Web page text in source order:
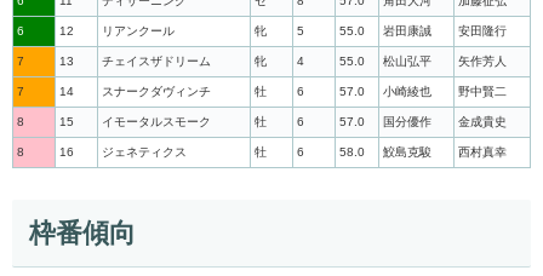
6 12 リアンクール 牝 5 55.0 岩田康誠 安田隆行
7 13 チェイスザドリーム 牝 4 55.0 松山弘平 矢作芳人
7 14 スナークダヴィンチ 牡 6 57.0 小崎綾也 野中賢二
8 15 イモータルスモーク 牡 6 57.0 国分優作 金成貴史
8 16 ジェネティクス 牡 6 58.0 鮫島克駿 西村真幸
枠番傾向